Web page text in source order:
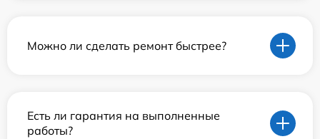
Можно ли сделать ремонт быстрее?
Есть ли гарантия на выполненные
работы?